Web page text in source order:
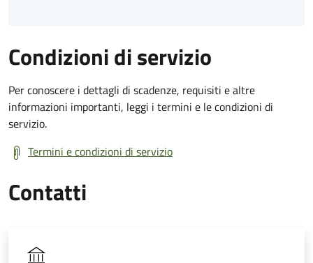
Condizioni di servizio
Per conoscere i dettagli di scadenze, requisiti e altre
informazioni importanti, leggi i termini e le condizioni di
servizio.
Termini e condizioni di servizio
Contatti